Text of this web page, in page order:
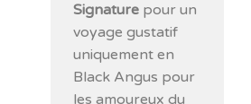
Signature pour un
voyage gustatif
uniquement en
Black Angus pour
les amoureux du